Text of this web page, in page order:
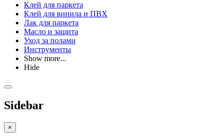
Клей для паркета
Клей для винила и ПВХ
Лак для паркета
Масло и защита
Уход за полами
Инструменты
Show more...
Hide
Sidebar
×